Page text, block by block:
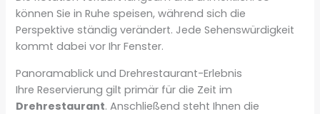
können Sie in Ruhe speisen, während sich die
Perspektive ständig verändert. Jede Sehenswürdigkeit
kommt dabei vor Ihr Fenster.
Panoramablick und Drehrestaurant-Erlebnis
Ihre Reservierung gilt primär für die Zeit im
Drehrestaurant. Anschließend steht Ihnen die